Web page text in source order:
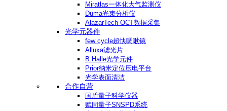
Miratlas一体化大气监测仪
Duma光束分析仪
AlazarTech OCT数据采集
光学元器件
few cycle超快啁啾镜
Alluxa滤光片
B.Halle光学元件
Prior纳米定位压电平台
光学表面清洁
合作自营
国盾量子科学仪器
赋同量子SNSPD系统